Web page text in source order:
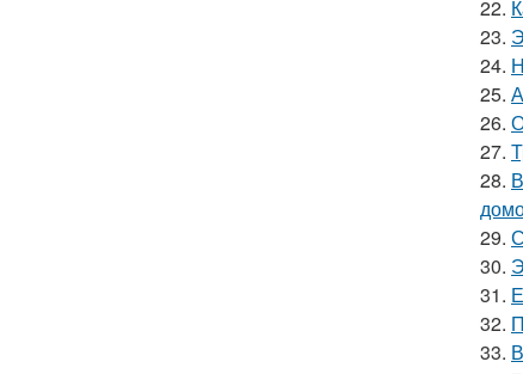
22.
23.
24.
25.
26.
27.
28.
29.
30.
31.
32.
33.